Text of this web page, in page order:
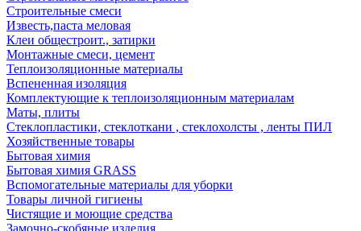
Строительные смеси
Известь,паста меловая
Клеи общестроит., затирки
Монтажные смеси, цемент
Теплоизоляционные материалы
Вспененная изоляция
Комплектующие к теплоизоляционным материалам
Маты, плиты
Стеклопластики, стеклоткани , стеклохолсты , ленты ПИЛ
Хозяйственные товары
Бытовая химия
Бытовая химия GRASS
Вспомогательные материалы для уборки
Товары личной гигиены
Чистящие и моющие средства
Замочно-скобяные изделия